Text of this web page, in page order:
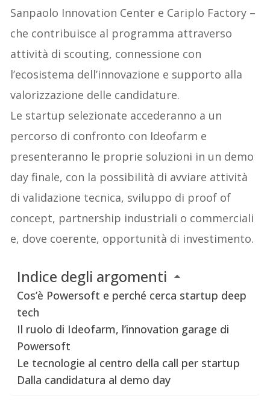
Sanpaolo Innovation Center e Cariplo Factory –
che contribuisce al programma attraverso
attività di scouting, connessione con
l’ecosistema dell’innovazione e supporto alla
valorizzazione delle candidature.
Le startup selezionate accederanno a un
percorso di confronto con Ideofarm e
presenteranno le proprie soluzioni in un demo
day finale, con la possibilità di avviare attività
di validazione tecnica, sviluppo di proof of
concept, partnership industriali o commerciali
e, dove coerente, opportunità di investimento.
Indice degli argomenti
Cos’è Powersoft e perché cerca startup deep
tech
Il ruolo di Ideofarm, l’innovation garage di
Powersoft
Le tecnologie al centro della call per startup
Dalla candidatura al demo day